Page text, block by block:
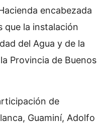
encabezada
que la instalación
del Agua y de la
Provincia de Buenos
de
Guaminí, Adolfo